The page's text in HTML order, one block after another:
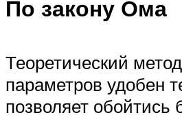
По закону Ома
Теоретический
параметров удобен
позволяет обойтись